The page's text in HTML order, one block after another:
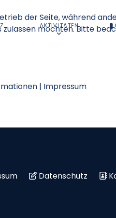
AKTIVITÄTEN
Datenschutz
der Seite, während
möchten. Bitte
| Impressum